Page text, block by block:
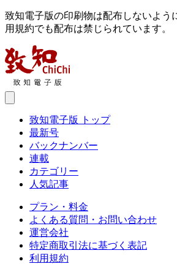
致知電子版の印刷物は配布しないよう
用規約でも配布は禁じられています。
致知電子版 トップ
最新号
バックナンバー
連載
カテゴリー
人気記事
プラン・料金
よくある質問・お問い合わせ
運営会社
特定商取引法に基づく表記
利用規約